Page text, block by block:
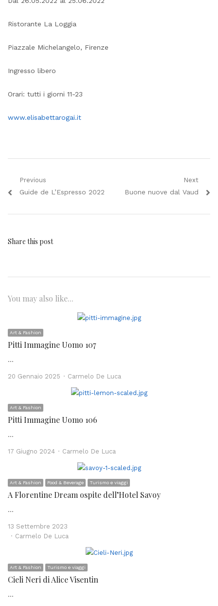
Ristorante La Loggia
Piazzale Michelangelo, Firenze
Ingresso libero
Orari: tutti i giorni 11-23
www.elisabettarogai.it
Navigazione
articoli
Previous
Previous
Guide de L’Espresso 2022
Next
Next
Buone nuove dal Vaud
Share this post
You may also like...
Art & Fashion
Pitti Immagine Uomo 107
…
20 Gennaio 2025 Author
Carmelo De Luca
Art & Fashion
Pitti Immagine Uomo 106
…
17 Giugno 2024 Author
Carmelo De Luca
Art & Fashion Food & Beverage Turismo e viaggi
A Florentine Dream ospite dell’Hotel Savoy
…
13 Settembre 2023
Author
Carmelo De Luca
Art & Fashion Turismo e viaggi
Cieli Neri di Alice Visentin
…